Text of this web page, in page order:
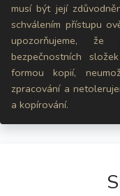
musí být její
schválením přístupu
upozorňujeme, že
bezpečnostních
formou kopií,
zpracování a
a kopírování.